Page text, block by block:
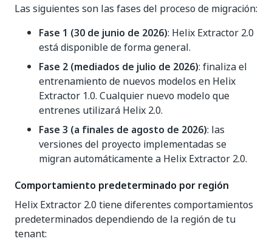
Las siguientes son las fases del proceso de migración:
Fase 1 (30 de junio de 2026): Helix Extractor 2.0
está disponible de forma general.
Fase 2 (mediados de julio de 2026): finaliza el
entrenamiento de nuevos modelos en Helix
Extractor 1.0. Cualquier nuevo modelo que
entrenes utilizará Helix 2.0.
Fase 3 (a finales de agosto de 2026): las
versiones del proyecto implementadas se
migran automáticamente a Helix Extractor 2.0.
Comportamiento predeterminado por región
Helix Extractor 2.0 tiene diferentes comportamientos
predeterminados dependiendo de la región de tu
tenant: